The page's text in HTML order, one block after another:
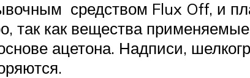
средством Flux Off, и
так как вещества
ацетона. Надписи,